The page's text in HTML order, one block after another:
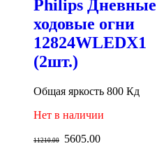
Philips Дневные
ходовые огни
12824WLEDX1
(2шт.)
Общая яркость 800 Кд
Нет в наличии
11210.00 5605.00